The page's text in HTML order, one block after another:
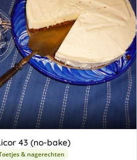
43 (no-bake)
& nagerechten